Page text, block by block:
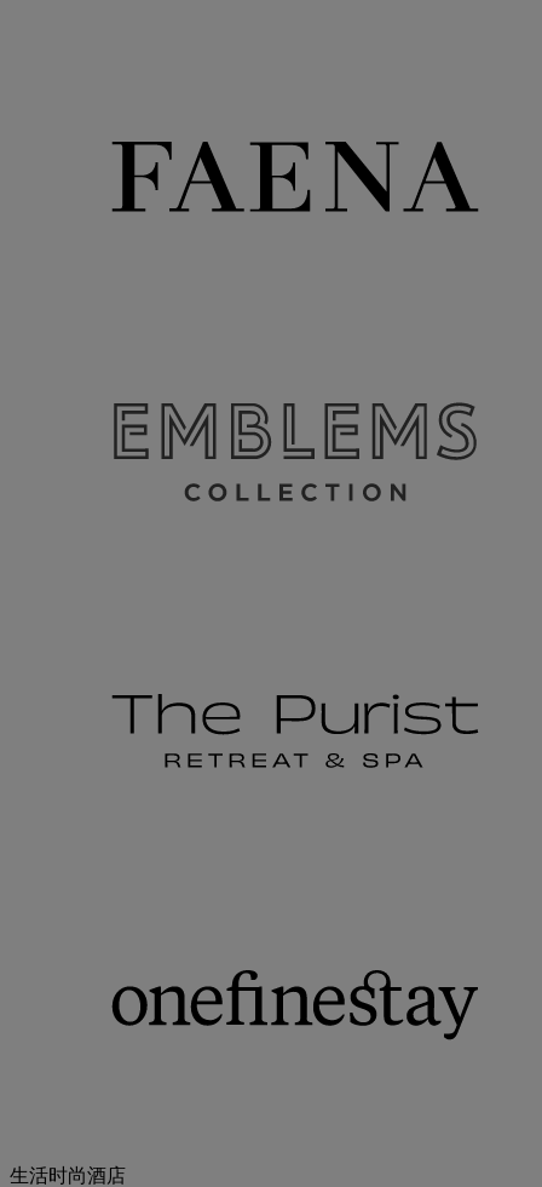
生活时尚酒店